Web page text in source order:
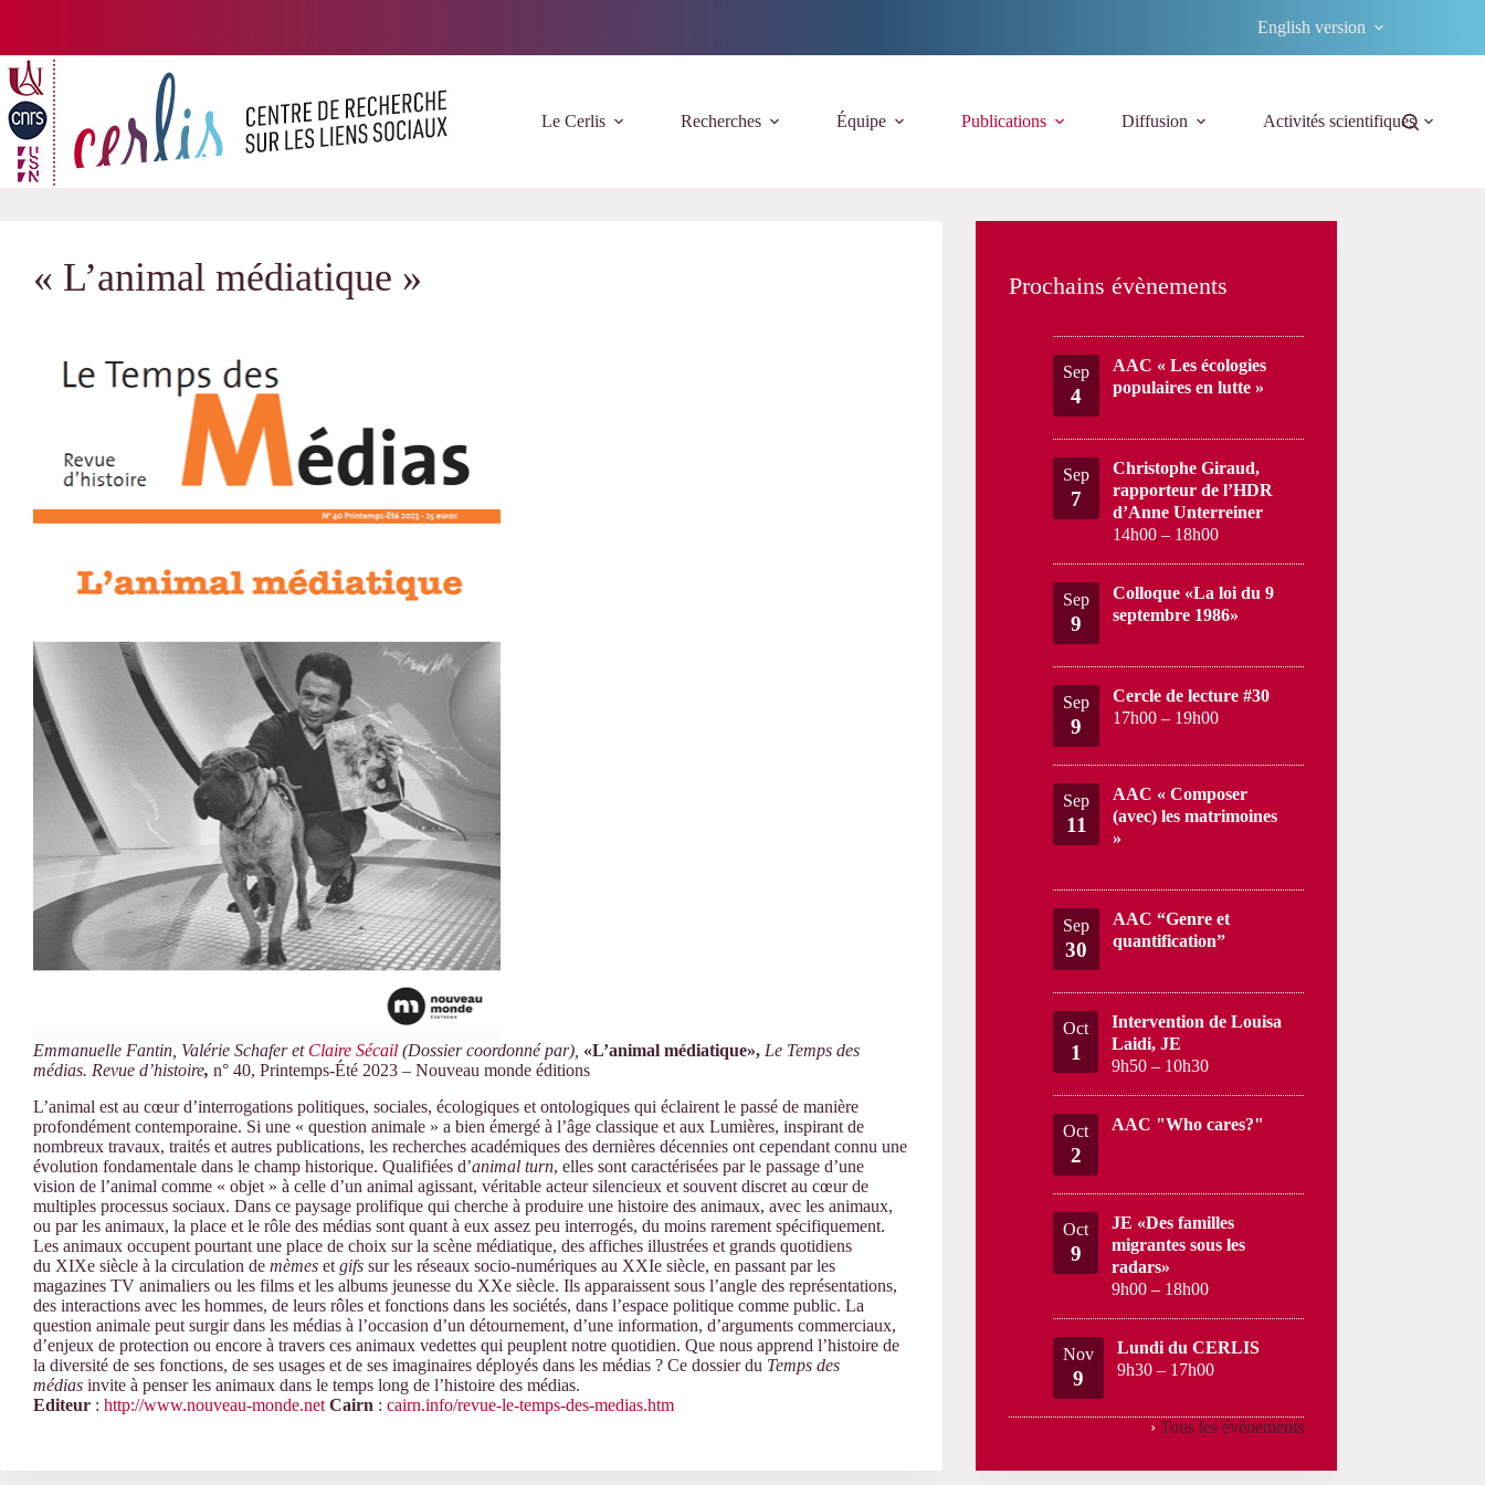
English version
Le Cerlis Recherches Équipe Publications Diffusion Activités scientifiques
« L’animal médiatique »
Emmanuelle Fantin, Valérie Schafer et Claire Sécail (Dossier coordonné par), «L’animal médiatique», Le Temps des
médias. Revue d’histoire, n° 40, Printemps-Été 2023 – Nouveau monde éditions
L’animal est au cœur d’interrogations politiques, sociales, écologiques et ontologiques qui éclairent le passé de manière
profondément contemporaine. Si une « question animale » a bien émergé à l’âge classique et aux Lumières, inspirant de
nombreux travaux, traités et autres publications, les recherches académiques des dernières décennies ont cependant connu une
évolution fondamentale dans le champ historique. Qualifiées d’animal turn, elles sont caractérisées par le passage d’une
vision de l’animal comme « objet » à celle d’un animal agissant, véritable acteur silencieux et souvent discret au cœur de
multiples processus sociaux. Dans ce paysage prolifique qui cherche à produire une histoire des animaux, avec les animaux,
ou par les animaux, la place et le rôle des médias sont quant à eux assez peu interrogés, du moins rarement spécifiquement.
Les animaux occupent pourtant une place de choix sur la scène médiatique, des affiches illustrées et grands quotidiens
du XIXe siècle à la circulation de mèmes et gifs sur les réseaux socio-numériques au XXIe siècle, en passant par les
magazines TV animaliers ou les films et les albums jeunesse du XXe siècle. Ils apparaissent sous l’angle des représentations,
des interactions avec les hommes, de leurs rôles et fonctions dans les sociétés, dans l’espace politique comme public. La
question animale peut surgirdans les médias à l’occasion d’un détournement, d’une information, d’arguments commerciaux,
d’enjeux de protection ou encore à travers ces animaux vedettes qui peuplent notre quotidien. Que nous apprend l’histoire de
la diversité de ses fonctions, de ses usages et de ses imaginaires déployés dans les médias ? Ce dossier du Temps des
médias invite à penser les animaux dans le temps long de l’histoire des médias.
Editeur : http://www.nouveau-monde.net Cairn : cairn.info/revue-le-temps-des-medias.htm
Prochains évènements
Sep
4
AAC « Les écologies
populaires en lutte »
Sep
7
Christophe Giraud,
rapporteur de l’HDR
d’Anne Unterreiner
14h00 – 18h00
Sep
9
Colloque «La loi du 9
septembre 1986»
Sep
9
Cercle de lecture #30
17h00 – 19h00
Sep
11
AAC « Composer
(avec) les matrimoines
»
Sep
30
AAC “Genre et
quantification”
Oct
1
Intervention de Louisa
Laidi, JE
9h50 – 10h30
Oct
2
AAC "Who cares?"
Oct
9
JE «Des familles
migrantes sous les
radars»
9h00 – 18h00
Nov
9
Lundi du CERLIS
9h30 – 17h00
› Tous les évènements